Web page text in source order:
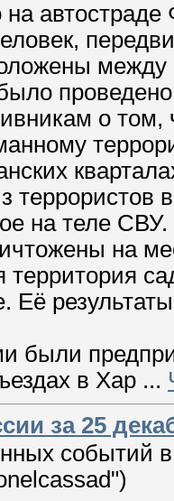
о том,
террористов
на теле
на
Её
были
в Хар ...
за 25
событий